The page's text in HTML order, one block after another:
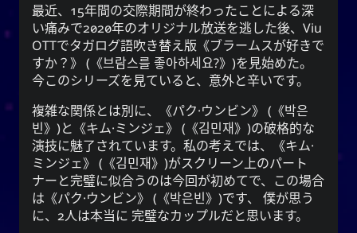
最近、15年間の交際期間が終わったことによる深
い痛みで2020年のオリジナル放送を逃した後、 Viu
OTTでタガログ語吹き替え版
ブラームスが好きで
すか？
( 브람스를 좋아하세요?
)を見始めた。
今このシリーズを見ていると、意外と辛いです。
複雑な関係とは別に、
パク·ウンビン (
박은
빈
)と キム·ミンジェ ( 김민재
)の破格的な
演技に魅了されています。私の考えでは、
キム·
ミンジェ
( 김민재
)がスクリーン上のパート
ナーと完璧に似合うのは今回が初めてで、この場合
は
パク·ウンビン ( 박은빈
)です、 僕が思う
に、2人は本当に 完璧なカップルだと思います。
YOOkiクロニクルズ
YOOki
クロニクルズ
は、
謝雪矢
がカジュアルで
個人的なブログに復帰したことを意味する。
YOOki
という名前は、**
YourOnly.One
の頭文
字をマッシュアップしたものです。
ᜌᜓᜃᜒ
(
Yuki
・雪
)**というニックネームがあります。
興味深いことに、中国の伝説によると、
柳
は古
代中国の姓です。 姓の祖先は、ユ·シュンという古
代の賢王と密接に関連していました。 韓国では